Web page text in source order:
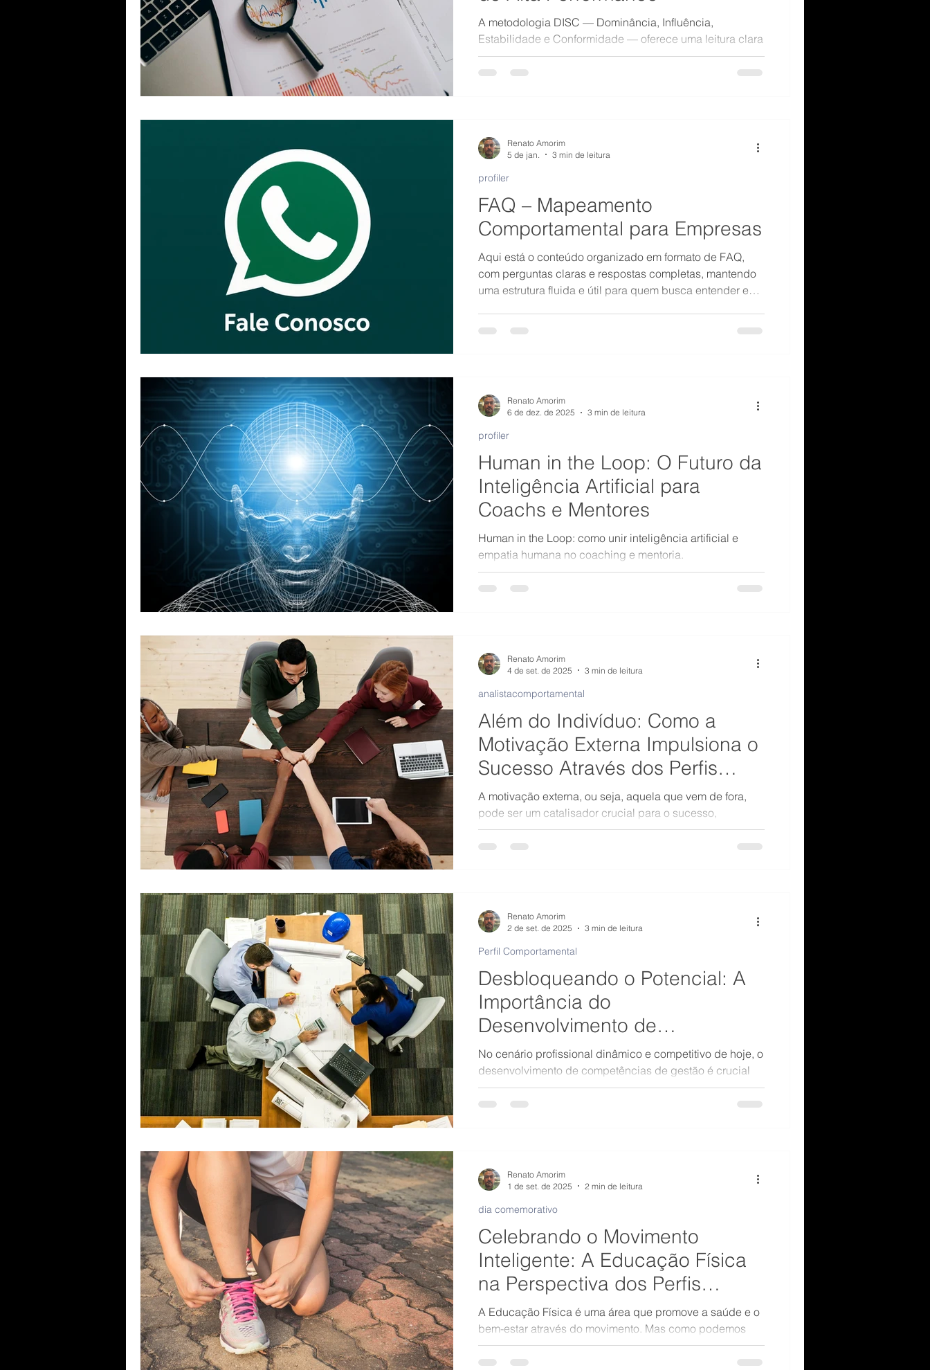
pabx Racional voip Foco
A metodologia DISC — Dominância, Influência,
Estabilidade e Conformidade — oferece uma leitura clara
e objetiva sobre como cada pessoa age, decide, se
comunica e reage a desafios.
FAQ – Mapeamento
Comportamental para Empresas
Aqui está o conteúdo organizado em formato de FAQ,
com perguntas claras e respostas completas, mantendo
uma estrutura fluida e útil para quem busca entender e
profiler
Renato Amorim
5 de jan.
3 min de leitura
Human in the Loop: O Futuro da
Inteligência Artificial para
Coachs e Mentores
Human in the Loop: como unir inteligência artificial e
empatia humana no coaching e mentoria.
profiler
Renato Amorim
6 de dez. de 2025
3 min de leitura
Além do Indivíduo: Como a
Motivação Externa Impulsiona o
Sucesso Através dos Perfis
Comportamentais
A motivação externa, ou seja, aquela que vem de fora,
pode ser um catalisador crucial para o sucesso,
especialmente quando combinada com o conhecimento
dos perfis comportamentais.
analistacomportamental
Renato Amorim
4 de set. de 2025
3 min de leitura
Desbloqueando o Potencial: A
Importância do
Desenvolvimento de
Competências de Gestão à Luz
dos Perfis Comportamentais
No cenário profissional dinâmico e competitivo de hoje, o
desenvolvimento de competências de gestão é crucial
para o sucesso individual e organizacional.
Perfil Comportamental
Renato Amorim
2 de set. de 2025
3 min de leitura
Celebrando o Movimento
Inteligente: A Educação Física
na Perspectiva dos Perfis
Comportamentais
A Educação Física é uma área que promove a saúde e o
bem-estar através do movimento. Mas como podemos
personalizar essa promoção para cada indivíduo? A
resposta está na Inteligência Comportamental, que nos
dia comemorativo
Renato Amorim
1 de set. de 2025
2 min de leitura